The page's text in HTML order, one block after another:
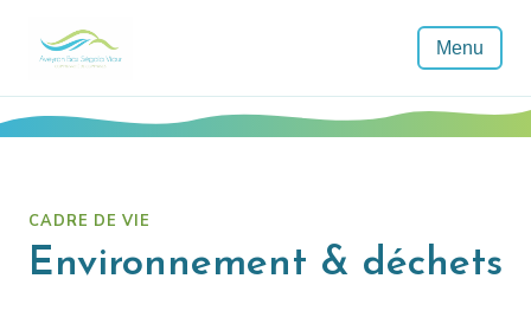
Menu
CADRE DE VIE
Environnement & déchets